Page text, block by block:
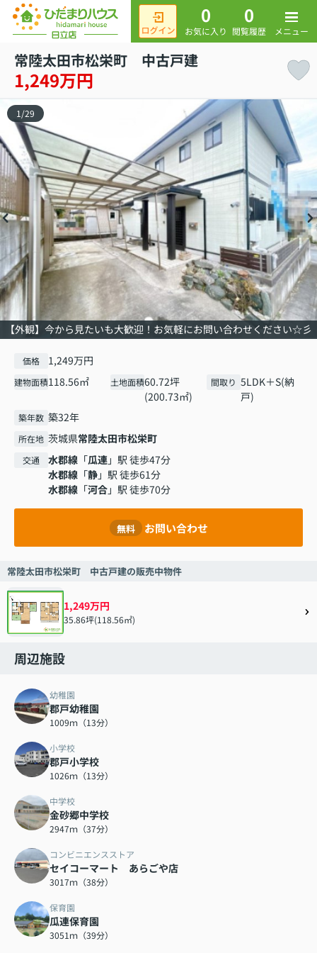
0
お気に入り
0
閲覧履歴 メニュー
常陸太田市松栄町 中古戸建
1,249万円
【外観】今から見たいも大歓迎！お気軽にお問い合わせください☆彡
1 /29
価格 1,249万円
建物面積118.56㎡ 土地面積60.72坪
(200.73㎡)
間取り 5LDK＋S(納
戸)
築年数 築32年
所在地 茨城県常陸太田市松栄町
交通 水郡線 「瓜連」駅 徒歩47分
水郡線 「静」駅 徒歩61分
水郡線 「河合」駅 徒歩70分
無料 お問い合わせ
常陸太田市松栄町 中古戸建の販売中物件
1,249万円
35.86坪(118.56㎡)
周辺施設
幼稚園
郡戸幼稚園
1009ｍ（13分）
小学校
郡戸小学校
1026ｍ（13分）
中学校
金砂郷中学校
2947ｍ（37分）
コンビニエンスストア
セイコーマート あらごや店
3017ｍ（38分）
保育園
瓜連保育園
3051ｍ（39分）